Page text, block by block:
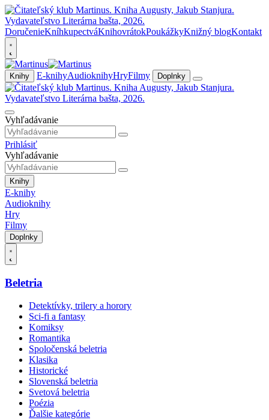
DoručenieKníhkupectváKnihovrátokPoukážkyKnižný blogKontakt
Knihy E-knihyAudioknihyHryFilmy Doplnky
Vyhľadávanie
Prihlásiť
Vyhľadávanie
Knihy
E-knihy
Audioknihy
Hry
Filmy
Doplnky
Beletria
Detektívky, trilery a horory
Sci-fi a fantasy
Komiksy
Romantika
Spoločenská beletria
Klasika
Historické
Slovenská beletria
Svetová beletria
Poézia
Ďalšie kategórie